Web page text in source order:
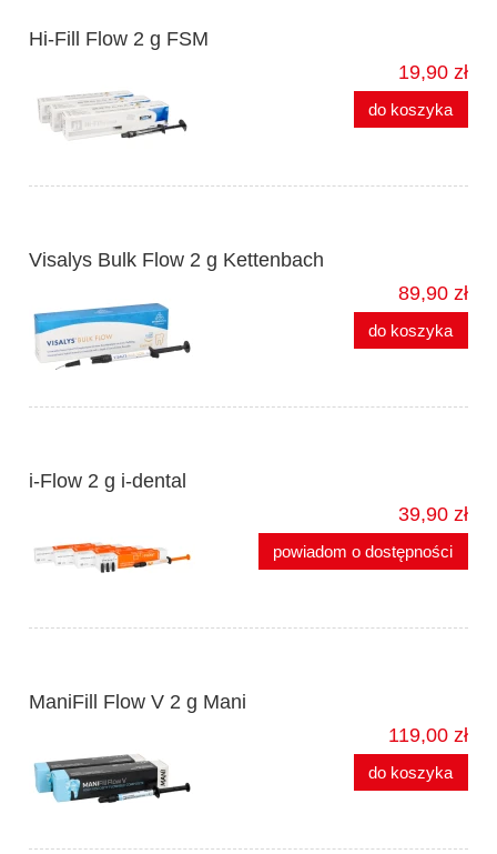
Hi-Fill Flow 2 g FSM
19,90 zł
do koszyka
Visalys Bulk Flow 2 g Kettenbach
89,90 zł
do koszyka
i-Flow 2 g i-dental
39,90 zł
powiadom o dostępności
ManiFill Flow V 2 g Mani
119,00 zł
do koszyka